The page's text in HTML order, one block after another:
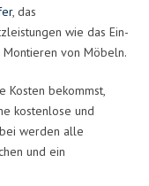
, das
wie das Ein-
von Möbeln.
Kosten bekommst,
kostenlose und
werden alle
und ein